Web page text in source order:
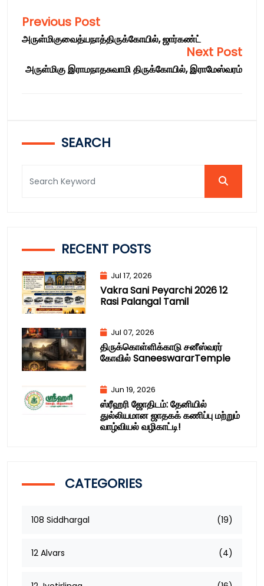
Previous Post
அருள்மிகுவைத்யநாத்திருக்கோயில், ஜார்கண்ட்
Next Post
அருள்மிகு இராமநாதசுவாமி திருக்கோயில், இராமேஸ்வரம்
SEARCH
RECENT POSTS
Jul 17, 2026
Vakra Sani Peyarchi 2026 12
Rasi Palangal Tamil
Jul 07, 2026
திருக்கொள்ளிக்காடு சனீஸ்வரர்
கோவில் SaneeswararTemple
Jun 19, 2026
ஸ்ரீஹரி ஜோதிடம்: தேனியில்
துல்லியமான ஜாதகக் கணிப்பு மற்றும்
வாழ்வியல் வழிகாட்டி!
CATEGORIES
108 Siddhargal (19)
12 Alvars (4)